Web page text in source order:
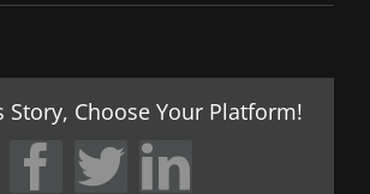
Story, Choose Your Platform!
Facebook
TwitterLinkedIn